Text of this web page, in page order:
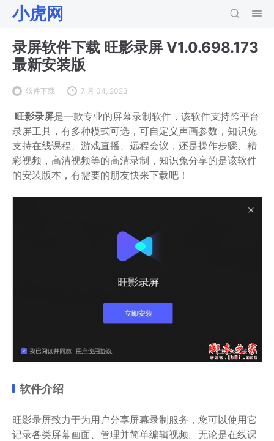
小虎网
录屏软件下载 旺影录屏 V1.0.698.173
最新安装版
软件下载 7 月 04, 2023
旺影录屏是一款专业的屏幕录制软件，该软件支持跨平台
录屏工具，有多种模式可选，可自定义声画参数，知识兔
支持在线课程、游戏直播、远程会议，还是操作步骤、精
彩视频，高清视频等的高清录制，知识兔分享的是该软件
的安装版本，有需要的朋友快来下载吧！
软件介绍
旺影录屏致力于为用户分享屏幕录制服务，您可以使用它
记录各类屏幕画面、管理并简单编辑视频。无论是在线课